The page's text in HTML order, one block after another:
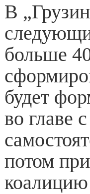
В
больше
будет
во главе
потом
коалицию